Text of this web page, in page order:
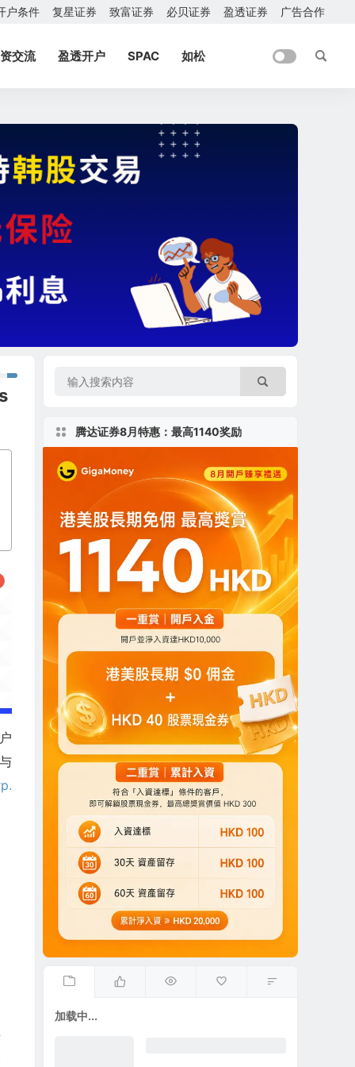
户条件 复星证券 致富证券 必贝证券 盈透证券 广告合作
交流 盈透开户 SPAC 如松
腾达证券8月特惠：最高1140奖励
加载中...